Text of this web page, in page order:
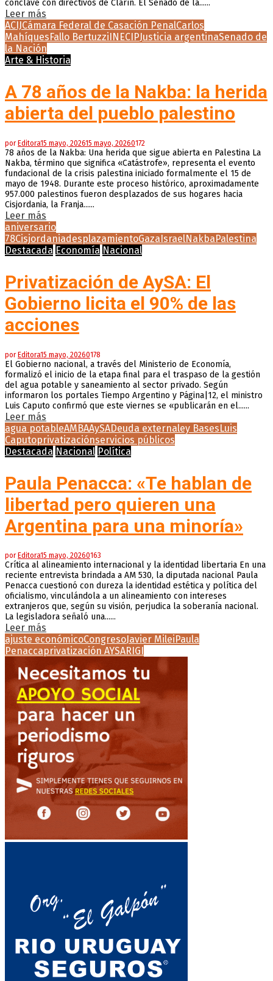
cónclave con directivos de Clarín. El Senado de la......
Leer más
ACIJCámara Federal de Casación PenalCarlos
MahíquesFallo BertuzziINECIPJusticia argentinaSenado de
la Nación
Arte & Historia
A 78 años de la Nakba: la herida
abierta del pueblo palestino
porEditora15 mayo, 202615 mayo, 20260172
78 años de la Nakba: Una herida que sigue abierta en Palestina La
Nakba, término que significa «Catástrofe», representa el evento
fundacional de la crisis palestina iniciado formalmente el 15 de
mayo de 1948. Durante este proceso histórico, aproximadamente
957.000 palestinos fueron desplazados de sus hogares hacia
Cisjordania, la Franja......
Leer más
aniversario
78CisjordaniadesplazamientoGazaIsraelNakbaPalestina
Destacada Economía Nacional
Privatización de AySA: El
Gobierno licita el 90% de las
acciones
porEditora15 mayo, 20260178
El Gobierno nacional, a través del Ministerio de Economía,
formalizó el inicio de la etapa final para el traspaso de la gestión
del agua potable y saneamiento al sector privado. Según
informaron los portales Tiempo Argentino y Página|12, el ministro
Luis Caputo confirmó que este viernes se «publicarán en el......
Leer más
agua potableAMBAAySADeuda externaley BasesLuis
Caputoprivatizaciónservicios públicos
Destacada Nacional Política
Paula Penacca: «Te hablan de
libertad pero quieren una
Argentina para una minoría»
por Editora15 mayo, 20260163
Crítica al alineamiento internacional y la identidad libertaria En una
reciente entrevista brindada a AM 530, la diputada nacional Paula
Penacca cuestionó con dureza la identidad estética y política del
oficialismo, vinculándola a un alineamiento con intereses
extranjeros que, según su visión, perjudica la soberanía nacional.
La legisladora señaló una......
Leer más
ajuste económicoCongresoJavier Milei Paula
Penaccaprivatización AYSARIGI